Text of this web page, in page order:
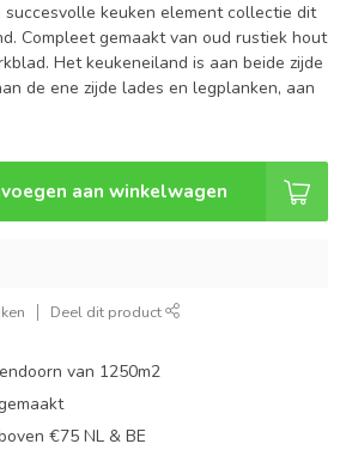
keuken element collectie dit
Compleet gemaakt van oud rustiek hout
Het keukeneiland is aan beide zijde
de ene zijde lades en legplanken, aan
aan winkelwagen
Deel dit product
van 1250m2
€75 NL & BE